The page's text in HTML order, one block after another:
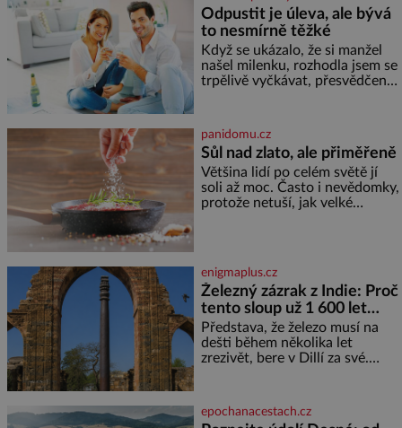
Odpustit je úleva, ale bývá
to nesmírně těžké
Když se ukázalo, že si manžel
našel milenku, rozhodla jsem se
trpělivě vyčkávat, přesvědčena,
nejtěžších věcí na světě. Ale
každý, kdo s tím má nějaké
zkušenosti, se zapřísahá, že
pokud odpustíte, znatelně se
vám uleví. Když se ke mně
doneslo, že si manžel pořídil
panidomu.cz
Sůl nad zlato, ale přiměřeně
Většina lidí po celém světě jí
soli až moc. Často i nevědomky,
protože netuší, jak velké
sladkých. Sůl je zdravá Ale v
ani ne třetinovém množství, než
je pro většinu populace běžné.
Její základní složky– sodík a
chlór – jsou zásadní pro
správné hospodaření
enigmaplus.cz
Železný zázrak z Indie: Proč
tento sloup už 1 600 let
nezná rez?
Představa, že železo musí na
dešti během několika let
zrezivět, bere v Dillí za své.
železný sloup, který už přibližně
1 600 let odolává počasí
epochanacestach.cz